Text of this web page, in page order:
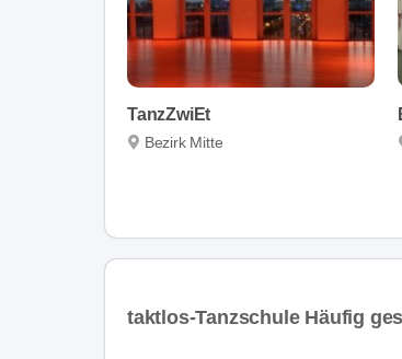
TanzZwiEt
Bezirk Mitte
taktlos-Tanzschule Häufig